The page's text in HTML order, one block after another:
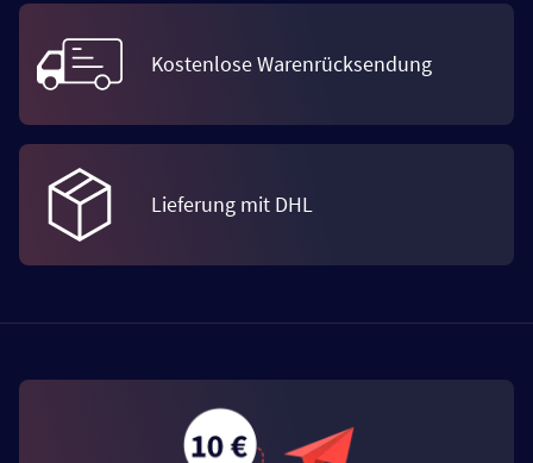
Kostenlose Warenrücksendung
Lieferung mit DHL